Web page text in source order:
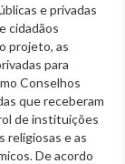
e privadas
cidadãos
projeto, as
para
Conselhos
que receberam
de instituições
religiosas e as
De acordo